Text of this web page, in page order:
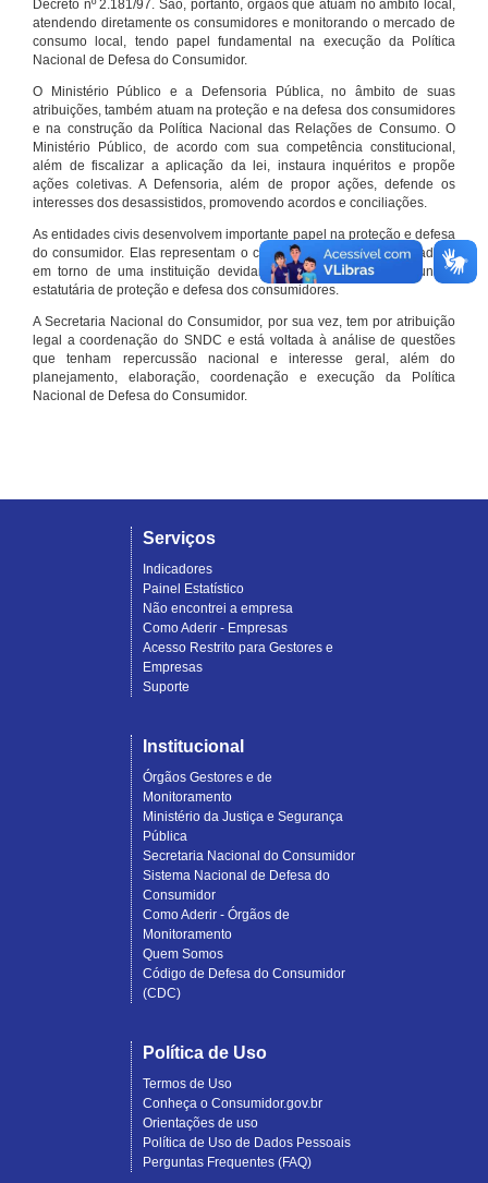
Decreto nº 2.181/97. São, portanto, órgãos que atuam no âmbito local,
atendendo diretamente os consumidores e monitorando o mercado de
consumo local, tendo papel fundamental na execução da Política
Nacional de Defesa do Consumidor.
O Ministério Público e a Defensoria Pública, no âmbito de suas
atribuições, também atuam na proteção e na defesa dos consumidores
e na construção da Política Nacional das Relações de Consumo. O
Ministério Público, de acordo com sua competência constitucional,
além de fiscalizar a aplicação da lei, instaura inquéritos e propõe
ações coletivas. A Defensoria, além de propor ações, defende os
interesses dos desassistidos, promovendo acordos e conciliações.
As entidades civis desenvolvem importante papel na proteção e defesa
do consumidor. Elas representam o conjunto organizado de cidadãos
em torno de uma instituição devidamente registrada e com função
estatutária de proteção e defesa dos consumidores.
A Secretaria Nacional do Consumidor, por sua vez, tem por atribuição
legal a coordenação do SNDC e está voltada à análise de questões
que tenham repercussão nacional e interesse geral, além do
planejamento, elaboração, coordenação e execução da Política
Nacional de Defesa do Consumidor.
Serviços
Indicadores
Painel Estatístico
Não encontrei a empresa
Como Aderir - Empresas
Acesso Restrito para Gestores e
Empresas
Suporte
Institucional
Órgãos Gestores e de
Monitoramento
Ministério da Justiça e Segurança
Pública
Secretaria Nacional do Consumidor
Sistema Nacional de Defesa do
Consumidor
Como Aderir - Órgãos de
Monitoramento
Quem Somos
Código de Defesa do Consumidor
(CDC)
Política de Uso
Termos de Uso
Conheça o Consumidor.gov.br
Orientações de uso
Política de Uso de Dados Pessoais
Perguntas Frequentes (FAQ)